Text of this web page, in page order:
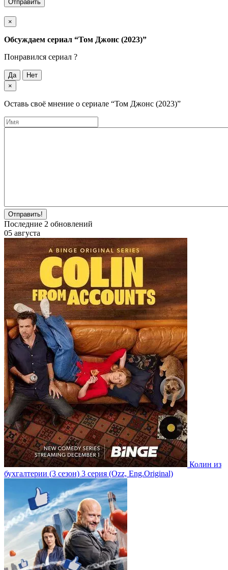
Отправить
×
Обсуждаем cериал “Том Джонс (2023)”
Понравился cериал ?
Да
Нет
×
Оставь своё мнение о cериале “Том Джонс (2023)”
Отправить!
Последние 2 обновлений
05 августа
Колин из
бухгалтерии (3 сезон) 3 серия (Ozz, Eng.Original)